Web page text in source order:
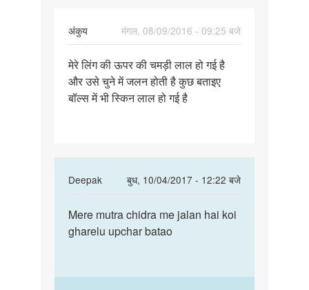
हैअंकुय
मंगल, 08/09/2016 - 09:25 बजे
मेरे
लिंग
की
मेरे लिंग की ऊपर की चमड़ी लाल हो गई है
और उसे चुने में जलन होती है कुछ बताइए
बॉल्स में भी स्किन लाल हो गई है
Deepak
बुध, 10/04/2017 - 12:22 बजे
to
मेरे
ऊपर
Mere
mutra
jalan…
Mere mutra chidra me jalan hai koi
gharelu upchar batao